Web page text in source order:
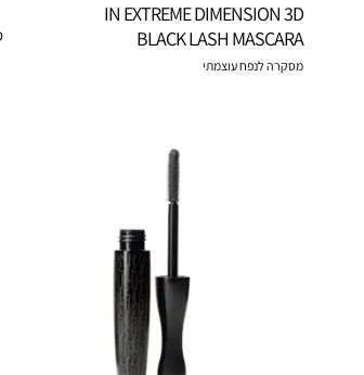
IN EXTREME DIMENSION 3D
BLACK LASH MASCARA
מסקרה לנפח עוצמתי